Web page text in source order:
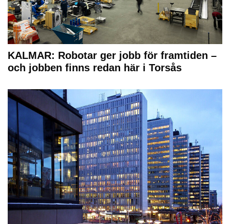
KALMAR: Robotar ger jobb för framtiden –
och jobben finns redan här i Torsås